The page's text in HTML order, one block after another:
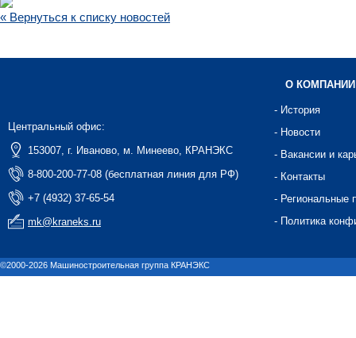
« Вернуться к списку новостей
Центральный офис:
153007, г. Иваново, м. Минеево, КРАНЭКС
8-800-200-77-08 (бесплатная линия для РФ)
+7 (4932) 37-65-54
mk@kraneks.ru
О КОМПАНИИ
- История
- Новости
- Вакансии и
- Контакты
- Региональные
- Политика
©2000-2026 Машиностроительная группа КРАНЭКС